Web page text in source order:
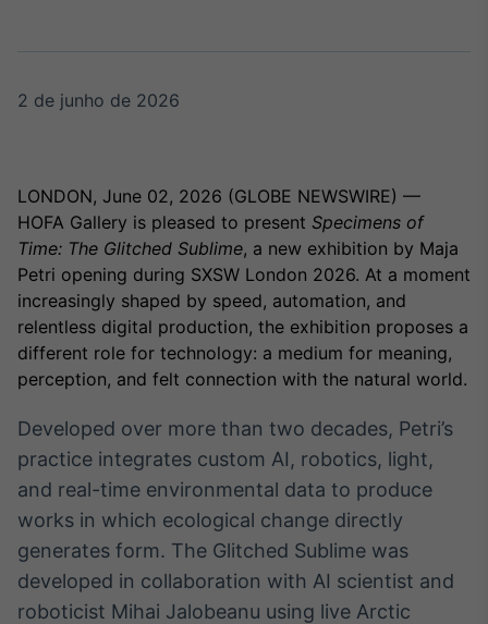
Broadcast
White Label
Plataforma para
conteúdos
personalizados
Soluções de Dados
e Conteúdos
Broadcast
Plataforma para
negociação de
ativos
Broadcast
integração de
2 de junho de 2026
LONDON, June 02, 2026 (GLOBE NEWSWIRE) —
HOFA Gallery is pleased to present Specimens of
Time: The Glitched Sublime, a new exhibition by Maja
Petri opening during SXSW London 2026. At a moment
increasingly shaped by speed, automation, and
relentless digital production, the exhibition proposes a
different role for technology: a medium for meaning,
perception, and felt connection with the natural world.
Developed over more than two decades, Petri’s
practice integrates custom AI, robotics, light,
and real-time environmental data to produce
works in which ecological change directly
generates form. The Glitched Sublime was
developed in collaboration with AI scientist and
roboticist Mihai Jalobeanu using live Arctic